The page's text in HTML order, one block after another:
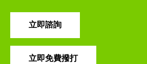
立即諮詢
立即免費撥打